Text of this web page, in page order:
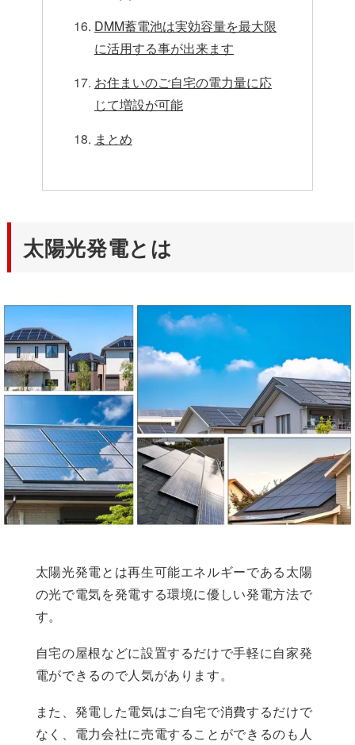
DMM蓄電池は実効容量を最大限
に活用する事が出来ます
お住まいのご自宅の電力量に応
じて増設が可能
まとめ
太陽光発電とは
太陽光発電とは再生可能エネルギーである太陽
の光で電気を発電する環境に優しい発電方法で
す。
自宅の屋根などに設置するだけで手軽に自家発
電ができるので人気があります。
また、発電した電気はご自宅で消費するだけで
なく、電力会社に売電することができるのも人